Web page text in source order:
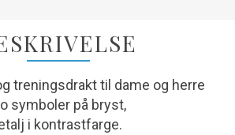
treningsdrakt til dame og herre
symboler på bryst,
i kontrastfarge.